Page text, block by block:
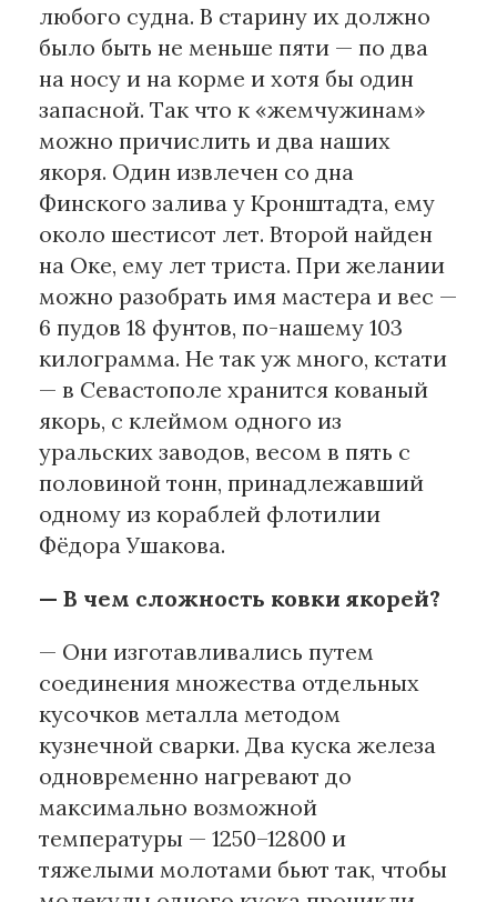
любого судна. В старину их должно
было быть не меньше пяти — по два
на носу и на корме и хотя бы один
запасной. Так что к «жемчужинам»
можно причислить и два наших
якоря. Один извлечен со дна
Финского залива у Кронштадта, ему
около шестисот лет. Второй найден
на Оке, ему лет триста. При желании
можно разобрать имя мастера и вес —
6 пудов 18 фунтов, по-нашему 103
килограмма. Не так уж много, кстати
— в Севастополе хранится кованый
якорь, с клеймом одного из
уральских заводов, весом в пять с
половиной тонн, принадлежавший
одному из кораблей флотилии
Фёдора Ушакова.
— В чем сложность ковки якорей?
— Они изготавливались путем
соединения множества отдельных
кусочков металла методом
кузнечной сварки. Два куска железа
одновременно нагревают до
максимально возможной
температуры — 1250–12800 и
тяжелыми молотами бьют так, чтобы